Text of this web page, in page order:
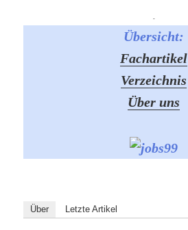
-
Übersicht:
Fachartikel
Verzeichnis
Über uns
Über Letzte Artikel